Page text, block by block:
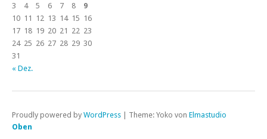
3
4 5 6 7 8
9
10 11 12 13 14 15 16
17 18 19 20 21 22 23
24 25 26 27 28 29 30
31
« Dez.
Proudly powered by WordPress | Theme: Yoko von Elmastudio
Oben